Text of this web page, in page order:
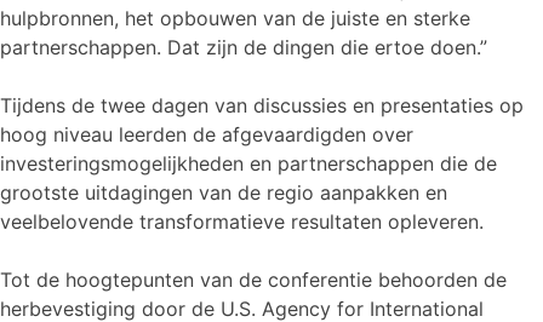
hulpbronnen, het opbouwen van de juiste en sterke
partnerschappen. Dat zijn de dingen die ertoe doen.”
Tijdens de twee dagen van discussies en presentaties op
hoog niveau leerden de afgevaardigden over
investeringsmogelijkheden en partnerschappen die de
grootste uitdagingen van de regio aanpakken en
veelbelovende transformatieve resultaten opleveren.
Tot de hoogtepunten van de conferentie behoorden de
herbevestiging door de U.S. Agency for International